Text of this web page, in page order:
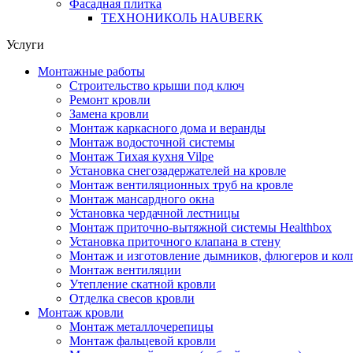
Фасадная плитка
ТЕХНОНИКОЛЬ HAUBERK
Услуги
Монтажные работы
Строительство крыши под ключ
Ремонт кровли
Замена кровли
Монтаж каркасного дома и веранды
Монтаж водосточной системы
Монтаж Тихая кухня Vilpe
Установка снегозадержателей на кровле
Монтаж вентиляционных труб на кровле
Монтаж мансардного окна
Установка чердачной лестницы
Монтаж приточно-вытяжной системы Healthbox
Установка приточного клапана в стену
Монтаж и изготовление дымников, флюгеров и
Монтаж вентиляции
Утепление скатной кровли
Отделка свесов кровли
Монтаж кровли
Монтаж металлочерепицы
Монтаж фальцевой кровли